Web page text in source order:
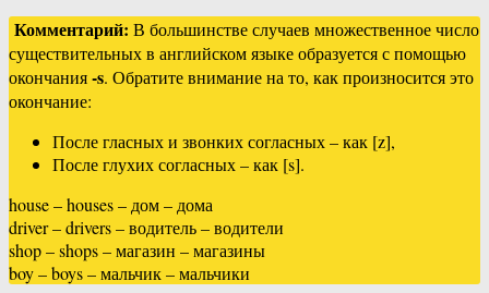
Комментарий: В большинстве случаев множественное число
существительных в английском языке образуется с помощью
окончания-s. Обратите внимание на то, как произносится это
окончание:
После гласных и звонких согласных – как [z],
После глухих согласных – как [s].
house – houses – дом – дома
driver – drivers – водитель – водители
shop – shops – магазин – магазины
boy – boys – мальчик – мальчики